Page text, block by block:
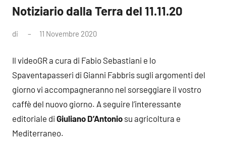
Notiziario dalla Terra del 11.11.20
di 11 Novembre 2020
Il videoGR a cura di Fabio Sebastiani e lo
Spaventapasseri di Gianni Fabbris sugli argomenti del
giorno vi accompagneranno nel sorseggiare il vostro
caffè del nuovo giorno. A seguire l’interessante
editoriale di Giuliano D’Antonio su agricoltura e
Mediterraneo.